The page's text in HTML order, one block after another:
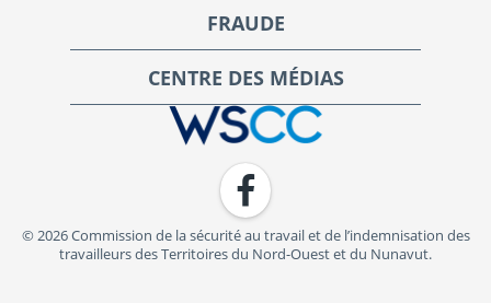
FRAUDE
CENTRE DES MÉDIAS
WSCC | Workers' Safety and Compensation Commission
Facebook
© 2026 Commission de la sécurité au travail et de l’indemnisation des
travailleurs des Territoires du Nord-Ouest et du Nunavut.